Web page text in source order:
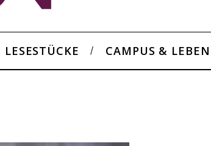
LESESTÜCKE CAMPUS & LEBEN